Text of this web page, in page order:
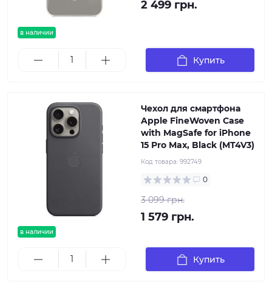
в наличии
2 499 грн.
Купить
в наличии
Чехол для смартфона
Apple FineWoven Case
with MagSafe for iPhone
15 Pro Max, Black (MT4V3)
Код товара: 992749
0
3 099 грн.
1 579 грн.
Купить